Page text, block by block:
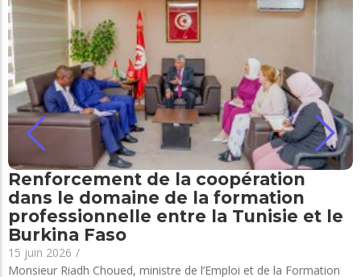
Renforcement de la coopération
dans le domaine de la formation
professionnelle entre la Tunisie et le
Burkina Faso
15 juin 2026 /
Monsieur Riadh Choued, ministre de l’Emploi et de la Formation